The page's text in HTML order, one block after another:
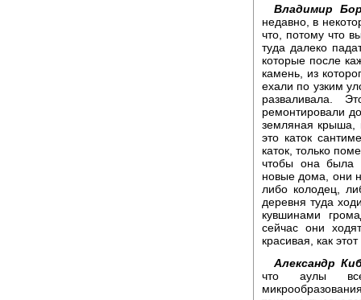
Владимир
недавно, в
что, потому что
туда далеко
которые после
камень, из
ехали по узким
разваливала.
ремонтировали
земляная крыша,
это каток
каток, только
чтобы она была
новые дома, они
либо колодец,
деревня туда
кувшинами
сейчас они
красивая, как
Александр
что аулы все-